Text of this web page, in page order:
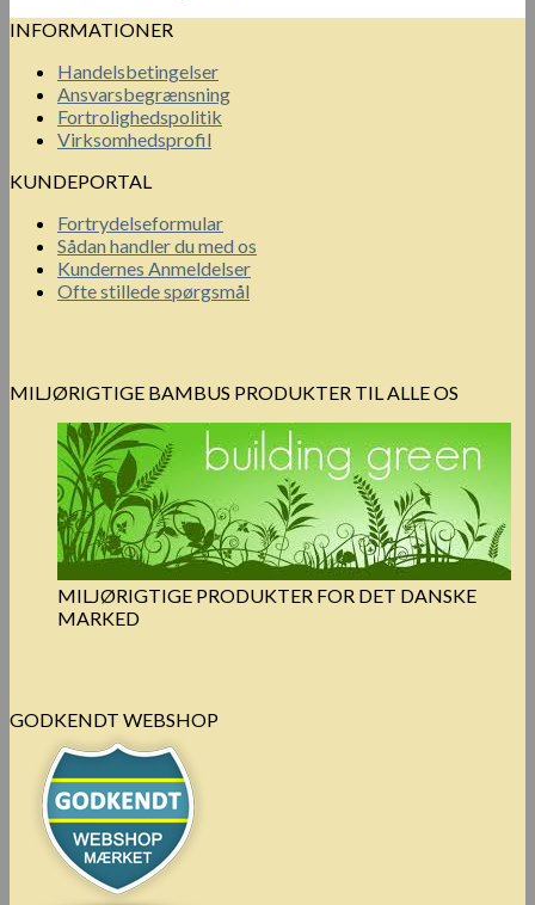
INFORMATIONER
Handelsbetingelser
Ansvarsbegrænsning
Fortrolighedspolitik
Virksomhedsprofil
KUNDEPORTAL
Fortrydelseformular
Sådan handler du med os
Kundernes Anmeldelser
Ofte stillede spørgsmål
MILJØRIGTIGE BAMBUS PRODUKTER TIL ALLE OS
MILJØRIGTIGE PRODUKTER FOR DET DANSKE
MARKED
GODKENDT WEBSHOP